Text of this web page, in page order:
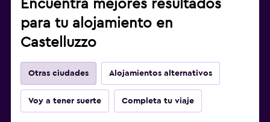
Encuentra mejores resultados
para tu alojamiento en
Castelluzzo
Otras ciudades Alojamientos alternativos
Voy a tener suerte Completa tu viaje